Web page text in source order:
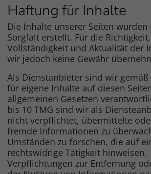
Haftung für Inhalte
Die Inhalte unserer Seiten
Sorgfalt erstellt. Für die Richtigkeit,
Vollständigkeit und Aktualität der
wir jedoch keine Gewähr
Als Dienstanbieter sind wir gemäß
für eigene Inhalte auf diesen
allgemeinen Gesetzen
bis 10 TMG sind wir als
nicht verpflichtet, übermittelte
fremde Informationen zu
Umständen zu forschen, die auf
rechtswidrige Tätigkeit hinweisen.
Verpflichtungen zur Entfernung